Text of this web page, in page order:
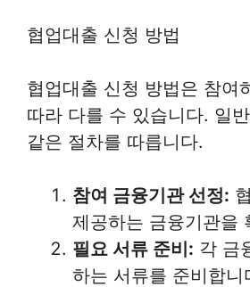
협업대출 신청 방법
협업대출 신청 방법은 참여
따라 다를 수 있습니다. 일
같은 절차를 따릅니다.
참여 금융기관 선정:
제공하는 금융기관을
필요 서류 준비: 각 금
하는 서류를 준비합니